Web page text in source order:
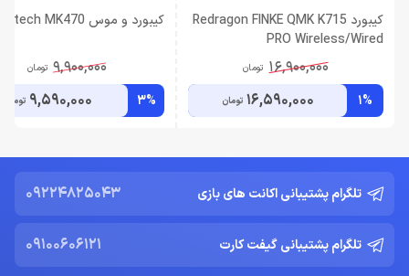
کیبورد Redragon FINKE QMK K715
PRO Wireless/Wired
16,900,000 تومان
1%
16,590,000 تومان
کیبورد و موس Logitech MK470
9,900,000 تومان
3%
9,590,000 تومان
تلگرام پشتیبانی اکانت های بازی 09224825043
تلگرام پشتیبانی گیفت کارت 09100606121